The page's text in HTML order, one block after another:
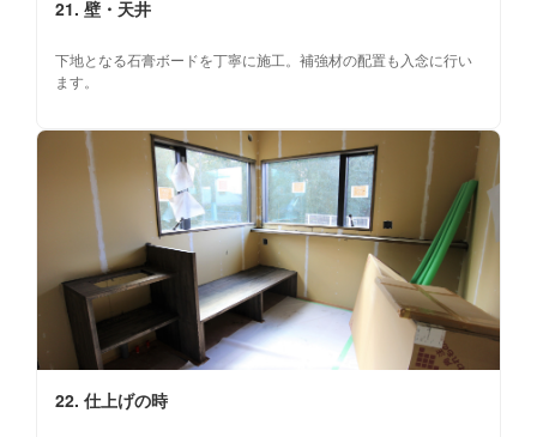
21. 壁・天井
下地となる石膏ボードを丁寧に施工。補強材の配置も入念に行い
ます。
22. 仕上げの時